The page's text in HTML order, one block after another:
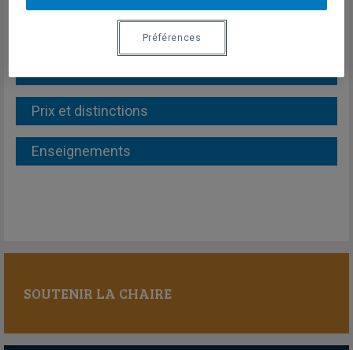
Informations biographiques
Prix et distinctions
Enseignements
SOUTENIR LA CHAIRE
Préférences